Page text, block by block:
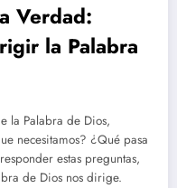
Verdad:
la Palabra
la Palabra de Dios,
necesitamos? ¿Qué pasa
estas preguntas,
de Dios nos dirige.